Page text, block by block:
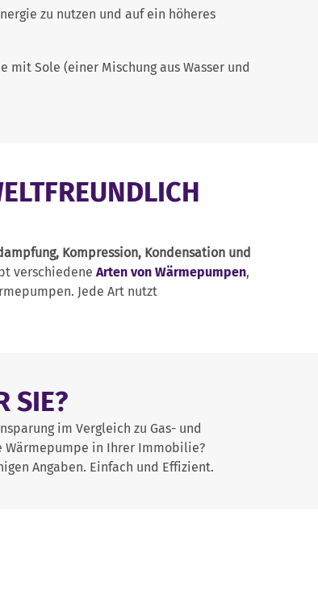
zu nutzen und auf ein höheres
Sole (einer Mischung aus Wasser und
Kompression, Kondensation und
verschiedene Arten von Wärmepumpen,
Jede Art nutzt
SIE?
im Vergleich zu Gas- und
Wärmepumpe in Ihrer Immobilie?
Angaben. Einfach und Effizient.